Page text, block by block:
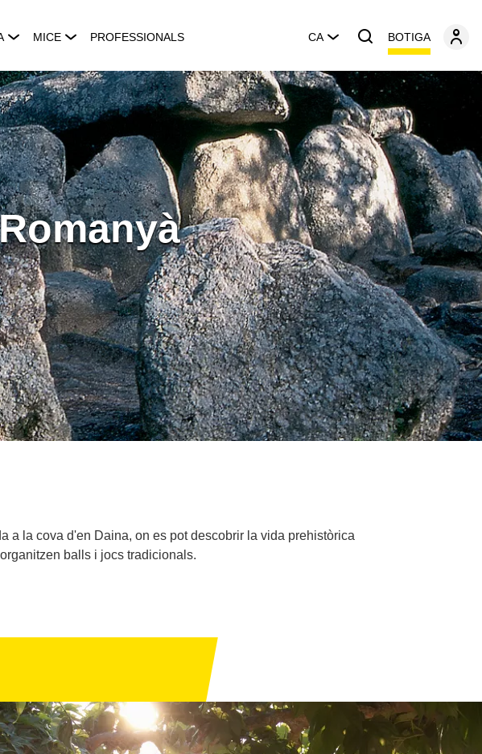
MICE PROFESSIONALS CA BOTIGA
a la cova d'en Daina, on es pot descobrir la vida prehistòrica
balls i jocs tradicionals.